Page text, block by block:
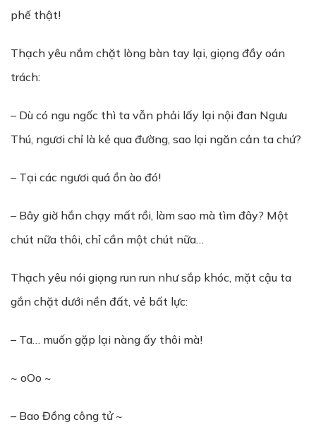
phế thật!
Thạch yêu nắm chặt lòng bàn tay lại, giọng đầy oán
trách:
– Dù có ngu ngốc thì ta vẫn phải lấy lại nội đan Ngưu
Thú, ngươi chỉ là kẻ qua đường, sao lại ngăn cản ta chứ?
– Tại các ngươi quá ồn ào đó!
– Bây giờ hắn chạy mất rồi, làm sao mà tìm đây? Một
chút nữa thôi, chỉ cần một chút nữa…
Thạch yêu nói giọng run run như sắp khóc, mặt cậu ta
gắn chặt dưới nền đất, vẻ bất lực:
– Ta… muốn gặp lại nàng ấy thôi mà!
~ oOo ~
– Bao Đồng công tử ~